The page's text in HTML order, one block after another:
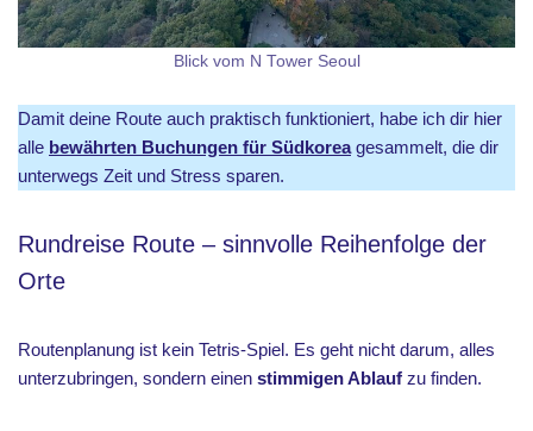
Blick vom N Tower Seoul
Damit deine Route auch praktisch funktioniert, habe ich dir hier
alle bewährten Buchungen für Südkoreagesammelt, die dir
unterwegs Zeit und Stress sparen.
Rundreise Route – sinnvolle Reihenfolge der
Orte
Routenplanung ist kein Tetris-Spiel. Es geht nicht darum, alles
unterzubringen, sondern einen stimmigen Ablauf zu finden.